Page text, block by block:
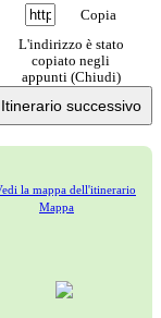
Copia
L'indirizzo è stato
copiato negli
appunti (Chiudi)
Itinerario successivo
Mappa